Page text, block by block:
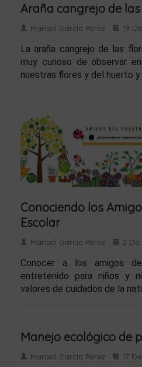
Araña cangrejo de
Marisol García Pérez 19
La araña cangrejo de las
muy curioso de observar
nuestras flores y del huerto y
Conociendo los
Escolar
Marisol García Pérez 2 De
Conocer a los amigos
entretenido para niños y
valores de cuidados de la
Manejo ecológico de
Marisol García Pérez 17